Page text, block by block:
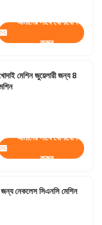
আমাদের সাথে যোগাযোগ
করুন
মেশিন জুয়েলারী জন্য 8
আমাদের সাথে যোগাযোগ
করুন
জন্য নেকলেস সিএনসি মেশিন